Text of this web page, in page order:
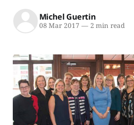
Michel Guertin
08 Mar 2017 —2 min read